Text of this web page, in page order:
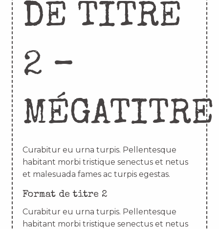
DE TITRE
2 –
MÉGATITRE
Curabitur eu urna turpis. Pellentesque
habitant morbi tristique senectus et netus
et malesuada fames ac turpis egestas.
Format de titre 2
Curabitur eu urna turpis. Pellentesque
habitant morbi tristique senectus et netus